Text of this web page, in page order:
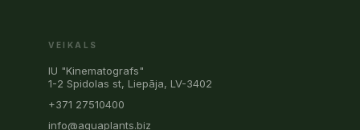
VEIKALS
IU "Kinematografs"
1-2 Spidolas st, Liepāja, LV-3402
+371 27510400
info@aquaplants.biz